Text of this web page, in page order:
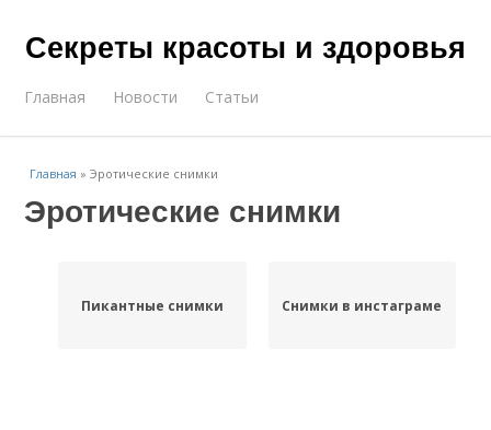
Секреты красоты и здоровья
Главная Новости Статьи
Главная »Эротические снимки
Эротические снимки
Пикантные снимки Снимки в инстаграме